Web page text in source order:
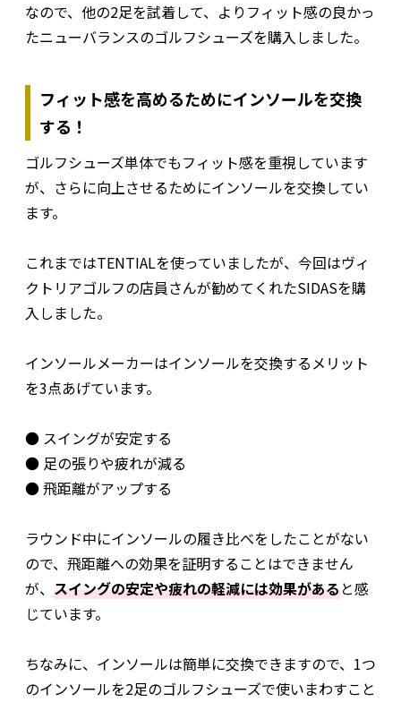
なので、他の2足を試着して、よりフィット感の良かっ
たニューバランスのゴルフシューズを購入しました。
フィット感を高めるためにインソールを交換
する！
ゴルフシューズ単体でもフィット感を重視しています
が、さらに向上させるためにインソールを交換してい
ます。
これまではTENTIALを使っていましたが、今回はヴィ
クトリアゴルフの店員さんが勧めてくれたSIDASを購
入しました。
インソールメーカーはインソールを交換するメリット
を3点あげています。
● スイングが安定する
● 足の張りや疲れが減る
● 飛距離がアップする
ラウンド中にインソールの履き比べをしたことがない
ので、飛距離への効果を証明することはできません
が、 スイングの安定や疲れの軽減には効果があると感
じています。
ちなみに、インソールは簡単に交換できますので、1つ
のインソールを2足のゴルフシューズで使いまわすこと